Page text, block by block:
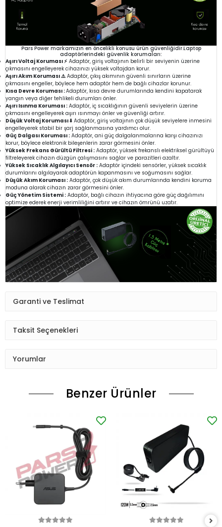
Pars Power markamızın en öncelikli konusu ürün güvenliğidir.Laptop
adaptörlerindeki güvenlik korumaları:
Aşırı Voltaj Koruması ⚡ Adaptör, giriş voltajının belirli bir seviyenin üzerine
çıkmasını engelleyerek cihazınızı yüksek voltajdan korur.
Aşırı Akım Koruması ⚠️Adaptör, çıkış akımının güvenli sınırların üzerine
çıkmasını engeller, böylece hem adaptör hem de bağlı cihazlar korunur.
Kısa Devre Koruması :Adaptör, kısa devre durumlarında kendini kapatarak
yangın veya diğer tehlikeli durumları önler.
Aşırı Isınma Koruması : Adaptör, iç sıcaklığının güvenli seviyelerin üzerine
çıkmasını engelleyerek aşırı ısınmayı önler ve güvenliği artırır.
Düşük Voltaj Koruması ⬇️ Adaptör, giriş voltajının çok düşük seviyelere inmesini
engelleyerek stabil bir şarj sağlanmasına yardımcı olur.
Güç Dalgası Koruması : Adaptör, ani güç dalgalanmalarına karşı cihazınızı
korur, böylece elektronik bileşenlerin zarar görmesini önler.
Yüksek Frekans Gürültü Filtresi : Adaptör, yüksek frekanslı elektriksel gürültüyü
filtreleyerek cihazın düzgün çalışmasını sağlar ve parazitleri azaltır.
Yüksek Sıcaklık Algılayıcı Sensör : Adaptör içindeki sensörler, yüksek sıcaklık
durumlarını algılayarak adaptörün kapanmasını ve soğumasını sağlar.
Düşük Akım Koruması : Adaptör, çok düşük akım durumlarında kendini koruma
moduna alarak cihazın zarar görmesini önler.
Güç Yönetim Sistemi : Adaptör, bağlı cihazın ihtiyacına göre güç dağılımını
optimize ederek enerji verimliliğini artırır ve cihazın ömrünü uzatır.
Garanti ve Teslimat
Taksit Seçenekleri
Yorumlar
Benzer Ürünler